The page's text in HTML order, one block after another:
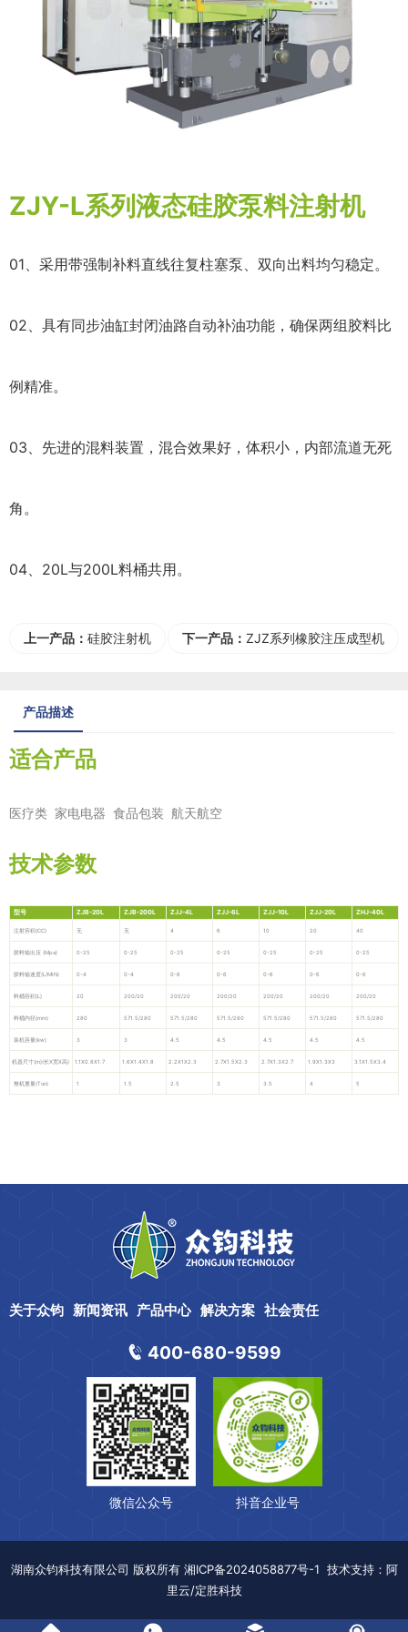
ZJY-L系列液态硅胶泵料注射机
01、采用带强制补料直线往复柱塞泵、双向出料均匀稳定。
02、具有同步油缸封闭油路自动补油功能，确保两组胶料比
例精准。
03、先进的混料装置，混合效果好，体积小，内部流道无死
角。
04、20L与200L料桶共用。
上一产品： 硅胶注射机 下一产品： ZJZ系列橡胶注压成型机
产品描述
适合产品
医疗类 家电电器 食品包装 航天航空
技术参数
型号 ZJB-20L ZJB-200L ZJJ-4L ZJJ-6L ZJJ-10L ZJJ-20L ZHJ-40L
注射容积(CC) 无 无 4 6 10 20 40
胶料输出压 (Mpa) 0-25 0-25 0-25 0-25 0-25 0-25 0-25
胶料输速度(L/MIN) 0-4 0-4 0-6 0-6 0-6 0-6 0-6
料桶容积(L) 20 200/20 200/20 200/20 200/20 200/20 200/20
料桶内径(mm) 280 571.5/280 571.5/280 571.5/280 571.5/280 571.5/280 571.5/280
装机容量(kw) 3 3 4.5 4.5 4.5 4.5 4.5
机器尺寸(m)(长X宽X高) 1.1X0.8X1.7 1.6X1.4X1.8 2.2X1X2.3 2.7X1.5X2.3 2.7X1.3X2.7 1.9X1.3X3 3.1X1.5X3.4
整机重量(Ton) 1 1.5 2.5 3 3.5 4 5
关于众钧 新闻资讯 产品中心 解决方案 社会责任
400-680-9599
微信公众号 抖音企业号
湖南众钧科技有限公司 版权所有 湘ICP备2024058877号-1 技术支持： 阿
里云/定胜科技